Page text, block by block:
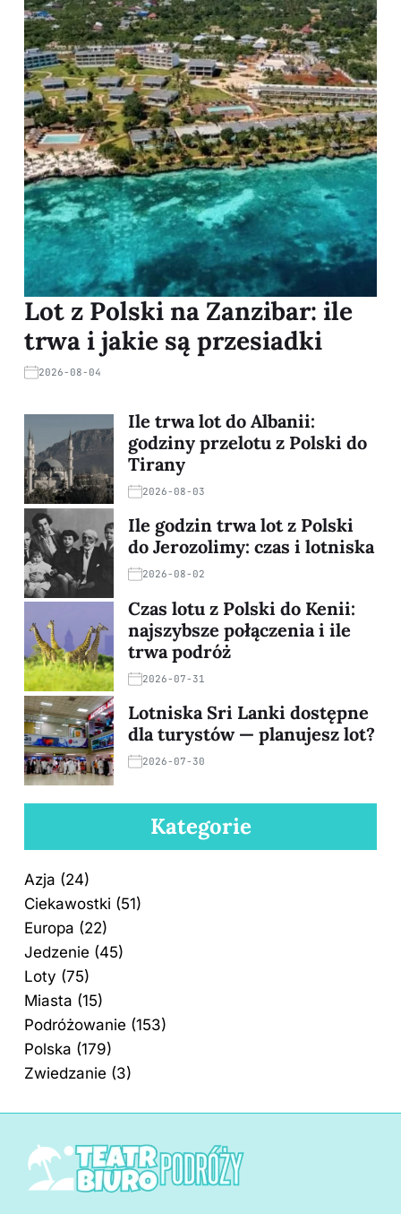
Lot z Polski na Zanzibar: ile
trwa i jakie są przesiadki
2026-08-04
Ile trwa lot do Albanii:
godziny przelotu z Polski do
Tirany
2026-08-03
Ile godzin trwa lot z Polski
do Jerozolimy: czas i lotniska
2026-08-02
Czas lotu z Polski do Kenii:
najszybsze połączenia i ile
trwa podróż
2026-07-31
Lotniska Sri Lanki dostępne
dla turystów — planujesz lot?
2026-07-30
Kategorie
Azja (24)
Ciekawostki (51)
Europa (22)
Jedzenie (45)
Loty (75)
Miasta (15)
Podróżowanie (153)
Polska (179)
Zwiedzanie (3)